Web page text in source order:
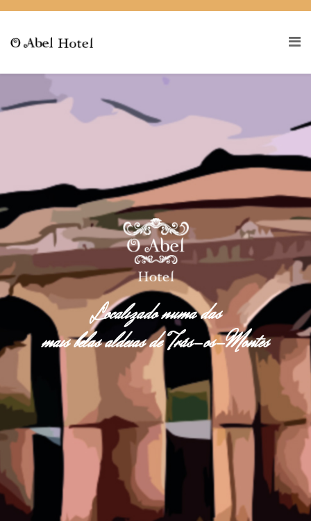
Localizado numa das
mais belas aldeias de Trás-os-Montes